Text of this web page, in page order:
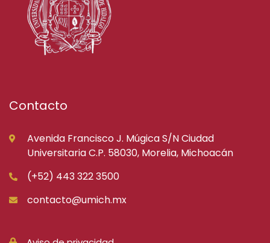
Contacto
Avenida Francisco J. Múgica S/N Ciudad
Universitaria C.P. 58030, Morelia, Michoacán
(+52) 443 322 3500
contacto@umich.mx